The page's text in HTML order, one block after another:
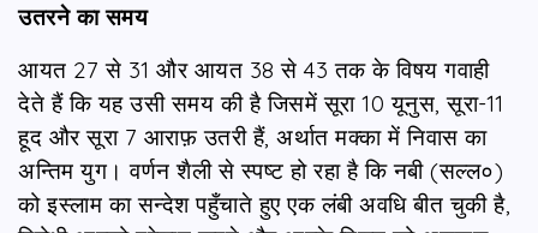
उतरने का समय
आयत 27 से 31 और आयत 38 से 43 तक के विषय गवाही
देते हैं कि यह उसी समय की है जिसमें सूरा 10 यूनुस, सूरा-11
हूद और सूरा 7 आराफ़ उतरी हैं, अर्थात मक्का में निवास का
अन्तिम युग। वर्णन शैली से स्पष्ट हो रहा है कि नबी (सल्ल०)
को इस्लाम का सन्देश पहुँचाते हुए एक लंबी अवधि बीत चुकी है,